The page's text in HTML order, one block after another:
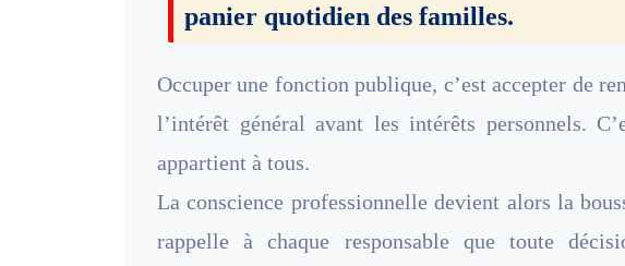
panier quotidien des familles.
Occuper une fonction publique, c’est accepter de
l’intérêt général avant les intérêts personnels.
appartient à tous.
La conscience professionnelle devient alors la
rappelle à chaque responsable que toute